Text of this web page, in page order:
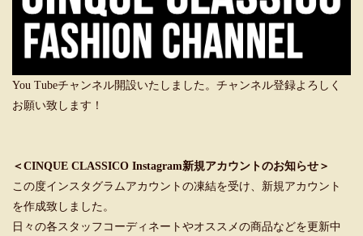
You Tubeチャンネル開設いたしました。チャンネル登録よろしく
お願い致します！
＜CINQUE CLASSICO Instagram新規アカウントのお知らせ＞
この度インスタグラムアカウントの凍結を受け、新規アカウント
を作成致しました。
日々の各スタッフコーディネートやオススメの商品などを更新中